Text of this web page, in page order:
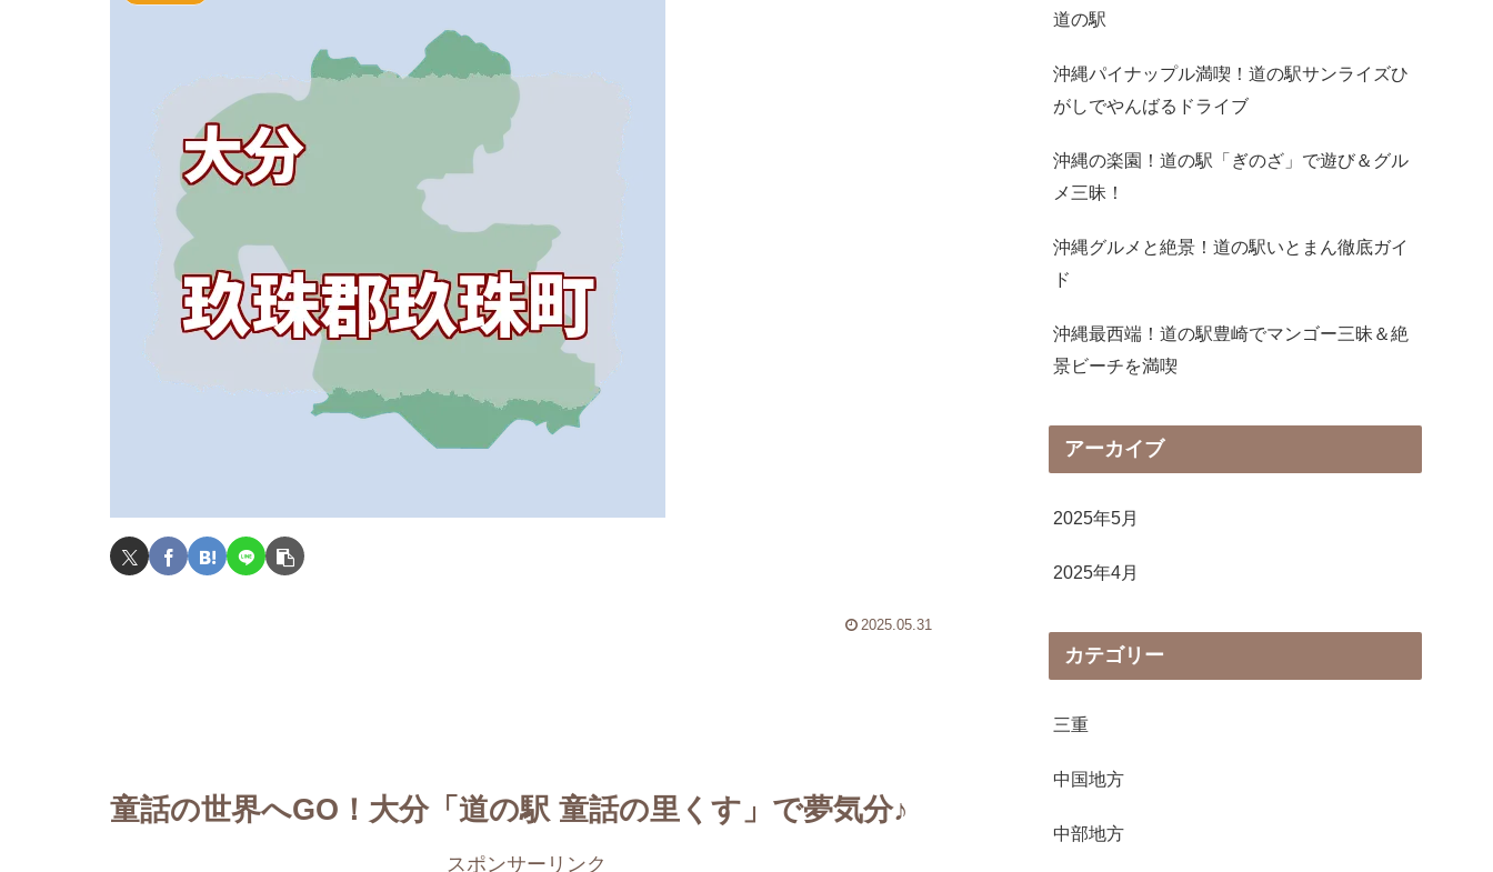
2025.05.31
童話の世界へGO！大分「道の駅 童話の里くす」で夢気分♪
スポンサーリンク
道の駅
沖縄パイナップル満喫！道の駅サンライズひ
がしでやんばるドライブ
沖縄の楽園！道の駅「ぎのざ」で遊び＆グル
メ三昧！
沖縄グルメと絶景！道の駅いとまん徹底ガイ
ド
沖縄最西端！道の駅豊崎でマンゴー三昧＆絶
景ビーチを満喫
アーカイブ
2025年5月
2025年4月
カテゴリー
三重
中国地方
中部地方